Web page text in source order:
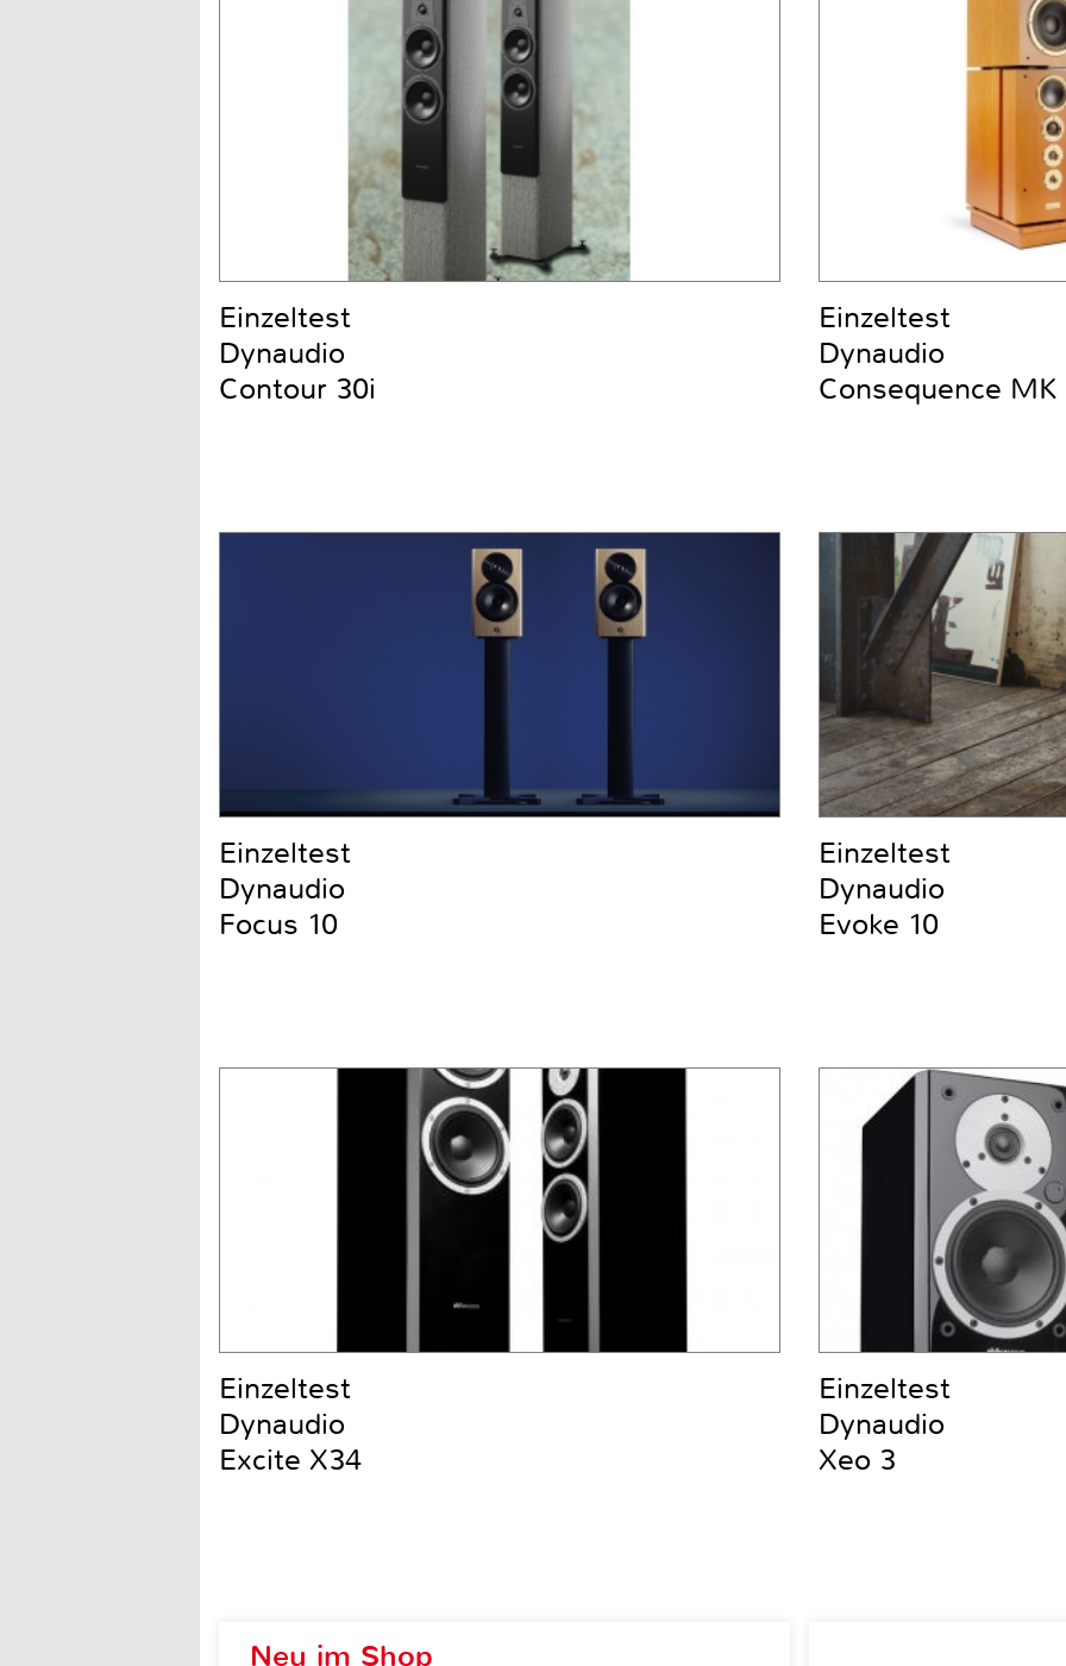
Neu im Shop
Einzeltest
Dynaudio
Contour 30i
Einzeltest
Dynaudio
Consequence MK
Einzeltest
Dynaudio
Focus 10
Einzeltest
Dynaudio
Evoke 10
Einzeltest
Dynaudio
Excite X34
Einzeltest
Dynaudio
Xeo 3